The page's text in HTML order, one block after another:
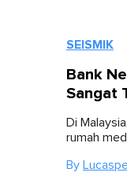
SEISMIK
Bank
Sangat
Di
rumah
By